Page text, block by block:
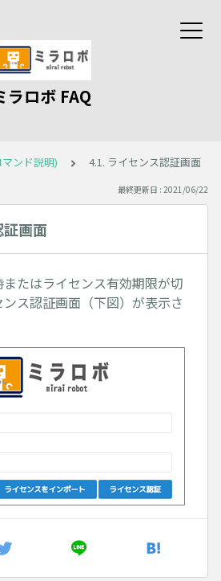
ラロボ FAQ
ンド説明) 4.1. ライセンス認証画面
最終更新日 : 2021/06/22
画面
たはライセンス有効期限が切
ス認証画面（下図）が表示さ